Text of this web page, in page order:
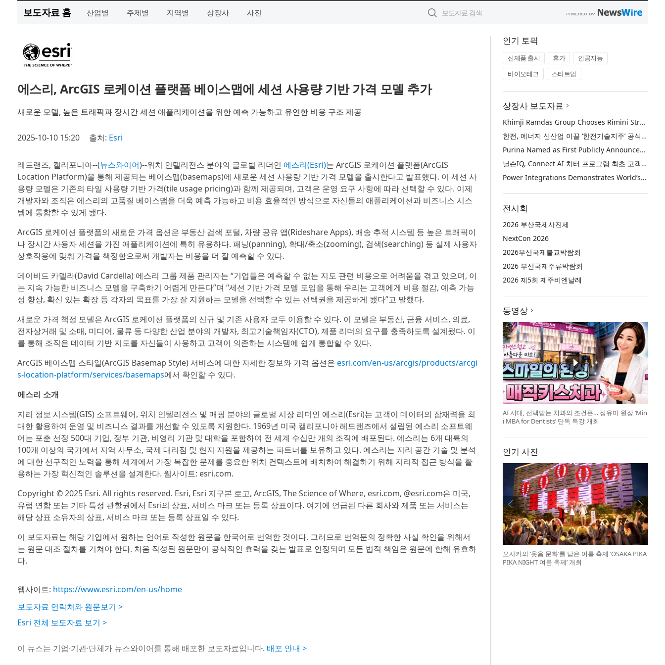
보도자료 홈 산업별 주제별 지역별 상장사 사진
에스리, ArcGIS 로케이션 플랫폼 베이스맵에 세션 사용량 기반 가격 모델 추가
새로운 모델, 높은 트래픽과 장시간 세션 애플리케이션을 위한 예측 가능하고 유연한 비용 구조 제공
2025-10-10 15:20 출처: Esri
레드랜즈, 캘리포니아--(뉴스와이어)--위치 인텔리전스 분야의 글로벌 리더인 에스리(Esri)는 ArcGIS 로케이션 플랫폼(ArcGIS
Location Platform)을 통해 제공되는 베이스맵(basemaps)에 새로운 세션 사용량 기반 가격 모델을 출시한다고 발표했다. 이 세션 사
용량 모델은 기존의 타일 사용량 기반 가격(tile usage pricing)과 함께 제공되며, 고객은 운영 요구 사항에 따라 선택할 수 있다. 이제
개발자와 조직은 에스리의 고품질 베이스맵을 더욱 예측 가능하고 비용 효율적인 방식으로 자신들의 애플리케이션과 비즈니스 시스
템에 통합할 수 있게 됐다.
ArcGIS 로케이션 플랫폼의 새로운 가격 옵션은 부동산 검색 포털, 차량 공유 앱(Rideshare Apps), 배송 추적 시스템 등 높은 트래픽이
나 장시간 사용자 세션을 가진 애플리케이션에 특히 유용하다. 패닝(panning), 확대/축소(zooming), 검색(searching) 등 실제 사용자
상호작용에 맞춰 가격을 책정함으로써 개발자는 비용을 더 잘 예측할 수 있다.
데이비드 카델라(David Cardella) 에스리 그룹 제품 관리자는 “기업들은 예측할 수 없는 지도 관련 비용으로 어려움을 겪고 있으며, 이
는 지속 가능한 비즈니스 모델을 구축하기 어렵게 만든다”며 “세션 기반 가격 모델 도입을 통해 우리는 고객에게 비용 절감, 예측 가능
성 향상, 확신 있는 확장 등 각자의 목표를 가장 잘 지원하는 모델을 선택할 수 있는 선택권을 제공하게 됐다”고 말했다.
새로운 가격 책정 모델은 ArcGIS 로케이션 플랫폼의 신규 및 기존 사용자 모두 이용할 수 있다. 이 모델은 부동산, 금융 서비스, 의료,
전자상거래 및 소매, 미디어, 물류 등 다양한 산업 분야의 개발자, 최고기술책임자(CTO), 제품 리더의 요구를 충족하도록 설계됐다. 이
를 통해 조직은 데이터 기반 지도를 자신들이 사용하고 고객이 의존하는 시스템에 쉽게 통합할 수 있다.
ArcGIS 베이스맵 스타일(ArcGIS Basemap Style) 서비스에 대한 자세한 정보와 가격 옵션은 esri.com/en-us/arcgis/products/arcgi
s-location-platform/services/basemaps에서 확인할 수 있다.
에스리 소개
지리 정보 시스템(GIS) 소프트웨어, 위치 인텔리전스 및 매핑 분야의 글로벌 시장 리더인 에스리(Esri)는 고객이 데이터의 잠재력을 최
대한 활용하여 운영 및 비즈니스 결과를 개선할 수 있도록 지원한다. 1969년 미국 캘리포니아 레드랜즈에서 설립된 에스리 소프트웨
어는 포춘 선정 500대 기업, 정부 기관, 비영리 기관 및 대학을 포함하여 전 세계 수십만 개의 조직에 배포된다. 에스리는 6개 대륙의
100개 이상의 국가에서 지역 사무소, 국제 대리점 및 현지 지원을 제공하는 파트너를 보유하고 있다. 에스리는 지리 공간 기술 및 분석
에 대한 선구적인 노력을 통해 세계에서 가장 복잡한 문제를 중요한 위치 컨텍스트에 배치하여 해결하기 위해 지리적 접근 방식을 활
용하는 가장 혁신적인 솔루션을 설계한다. 웹사이트: esri.com.
Copyright © 2025 Esri. All rights reserved. Esri, Esri 지구본 로고, ArcGIS, The Science of Where, esri.com, @esri.com은 미국,
유럽 연합 또는 기타 특정 관할권에서 Esri의 상표, 서비스 마크 또는 등록 상표이다. 여기에 언급된 다른 회사와 제품 또는 서비스는
해당 상표 소유자의 상표, 서비스 마크 또는 등록 상표일 수 있다.
이 보도자료는 해당 기업에서 원하는 언어로 작성한 원문을 한국어로 번역한 것이다. 그러므로 번역문의 정확한 사실 확인을 위해서
는 원문 대조 절차를 거쳐야 한다. 처음 작성된 원문만이 공식적인 효력을 갖는 발표로 인정되며 모든 법적 책임은 원문에 한해 유효하
다.
웹사이트: https://www.esri.com/en-us/home
보도자료 연락처와 원문보기 >
Esri 전체 보도자료 보기 >
이 뉴스는 기업·기관·단체가 뉴스와이어를 통해 배포한 보도자료입니다. 배포 안내 >
인기 토픽
신제품 출시 휴가
인공지능
바이오테크
스타트업
상장사 보도자료
Khimji Ramdas Group Chooses Rimini Street to Reduce SAP Support Costs, Protect 700+ Customizations and Reinvest Savings in Innovation
한전, 에너지 신산업 이끌 ‘한전기술지주’ 공식 출범
Purina Named as First Publicly Announced NIQ ConnectAI Charter Client
닐슨IQ, Connect AI 차터 프로그램 최초 고객사 ‘퓨리나’ 선정
Power Integrations Demonstrates World’s First 2200 V GaN Technology for Next-Era High-Voltage Power Systems
전시회
2026 부산국제사진제
NextCon 2026
2026부산국제불교박람회
2026 부산국제주류박람회
2026 제5회 제주비엔날레
동영상
AI 시대, 선택받는 치과의 조건은… 정유미 원장 ‘Min
i MBA for Dentists’ 단독 특강 개최
인기 사진
오사카의 ‘웃음 문화’를 담은 여름 축제 ‘OSAKA PIKA
PIKA NIGHT 여름 축제’ 개최